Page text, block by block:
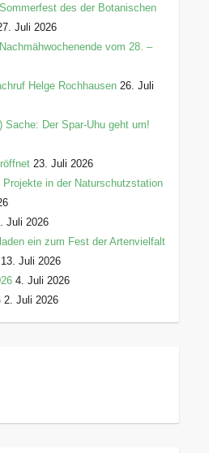
Heimat machen. Wir
und auf Sie!
„Porphyrfächer“ bei
/ Ende : gegen 15:00 Uhr
Stellflächen
wir gerne zur Verfügung
• Telefon: 0170 8921429
sachsen.de
des der Botanischen
Juli 2026
vom 28. –
Helge Rochhausen 26. Juli
Sache: Der Spar-Uhu geht um!
23. Juli 2026
Projekte in der Naturschutzstation
Juli 2026
ein zum Fest der Artenvielfalt
13. Juli 2026
4. Juli 2026
2. Juli 2026